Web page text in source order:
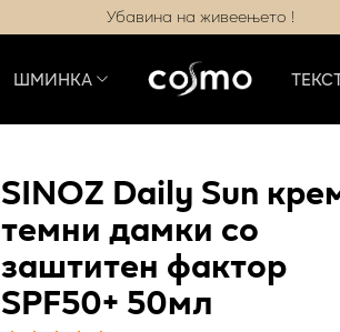
Убавина на живеењето !
ШМИНКА
SINOZ Daily Sun
темни дамки со
заштитен фактор
SPF50+ 50мл